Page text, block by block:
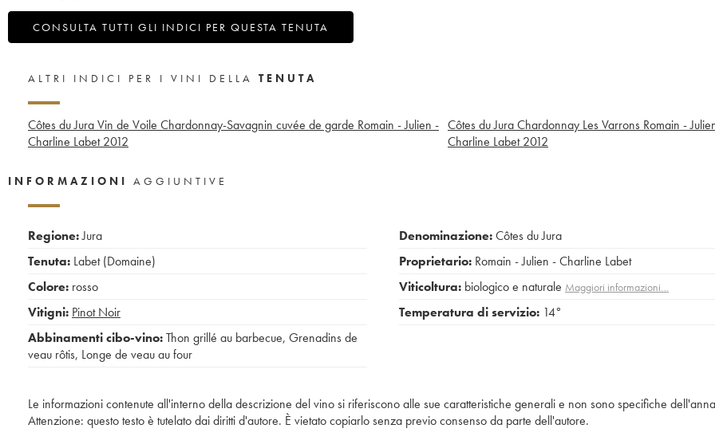
CONSULTA TUTTI GLI INDICI PER QUESTA TENUTA
ALTRI INDICI PER I VINI DELLA TENUTA
Côtes du Jura Vin de Voile Chardonnay-Savagnin cuvée de garde Romain - Julien -
Charline Labet 2012
Côtes du Jura Chardonnay Les Varrons Romain -
Charline Labet 2012
INFORMAZIONI AGGIUNTIVE
Regione:Jura
Tenuta: Labet (Domaine)
Colore: rosso
Vitigni: Pinot Noir
Abbinamenti cibo-vino:Thon grillé au barbecue, Grenadins de
veau rôtis, Longe de veau au four
Denominazione:Côtes du Jura
Proprietario: Romain - Julien - Charline Labet
Viticoltura: biologico e naturale Maggiori informazioni…
Temperatura di servizio: 14°
Le informazioni contenute all'interno della descrizione del vino si riferiscono alle sue caratteristiche generali e non sono specifiche
Attenzione: questo testo è tutelato dai diritti d'autore. È vietato copiarlo senza previo consenso da parte dell'autore.